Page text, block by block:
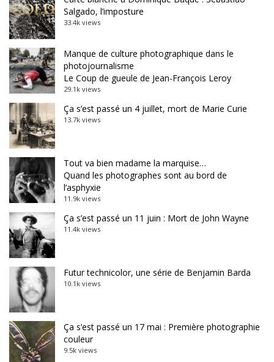
Salgado, l’imposture
33.4k views
Manque de culture photographique dans le
photojournalisme
Le Coup de gueule de Jean-François Leroy
29.1k views
Ça s’est passé un 4 juillet, mort de Marie Curie
13.7k views
Tout va bien madame la marquise…
Quand les photographes sont au bord de
l’asphyxie
11.9k views
Ça s’est passé un 11 juin : Mort de John Wayne
11.4k views
Futur technicolor, une série de Benjamin Barda
10.1k views
Ça s’est passé un 17 mai : Première photographie
couleur
9.5k views